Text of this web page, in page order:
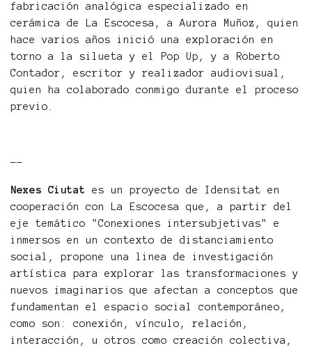
fabricación analógica especializado en
cerámica de La Escocesa, a Aurora Muñoz, quien
hace varios años inició una exploración en
torno a la silueta y el Pop Up, y a Roberto
Contador, escritor y realizador audiovisual,
quien ha colaborado conmigo durante el proceso
previo.
--
Nexes Ciutat
es un proyecto de Idensitat en
cooperación con La Escocesa que, a partir del
eje temático "Conexiones intersubjetivas" e
inmersos en un contexto de distanciamiento
social, propone una linea de investigación
artística para explorar las transformaciones y
nuevos imaginarios que afectan a conceptos que
fundamentan el espacio social contemporáneo,
como son: conexión, vínculo, relación,
interacción, u otros como creación colectiva,